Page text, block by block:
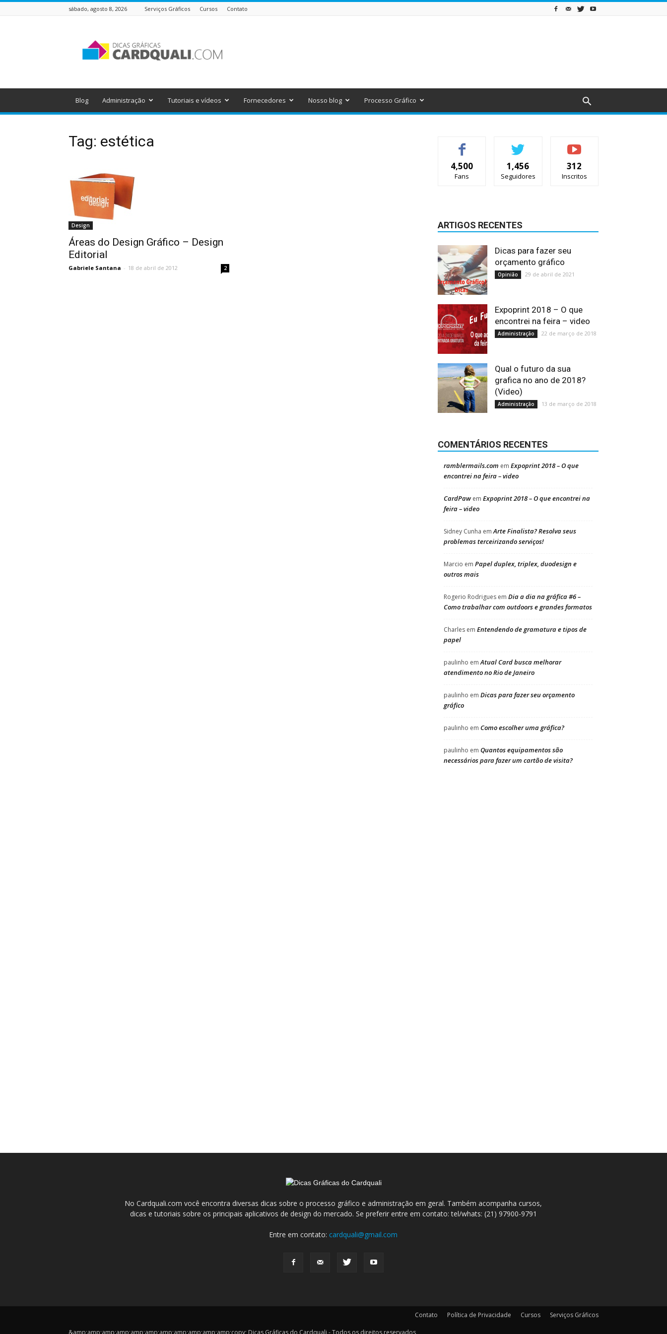
sábado, agosto 8, 2026 Serviços Gráficos Cursos Contato
Gráficas
do
Blog Administração Tutoriais e vídeos Fornecedores Nosso blog Processo Gráfico
Tag: estética
Design
Áreas do Design Gráfico – Design
Editorial
Gabriele Santana - 18 de abril de 2012 2
4,500
Fans
1,456
Seguidores
312
Inscritos
ARTIGOS RECENTES
Dicas para fazer seu
orçamento gráfico
Opinião 29 de abril de 2021
Expoprint 2018 – O que
encontrei na feira – video
Administração 22 de março de 2018
Qual o futuro da sua
grafica no ano de 2018?
(Video)
Administração 13 de março de 2018
COMENTÁRIOS RECENTES
ramblermails.com em Expoprint 2018 – O que
encontrei na feira – video
CardPawem Expoprint 2018 – O que encontrei na
feira – video
Sidney Cunha emArte Finalista? Resolva seus
problemas terceirizando serviços!
Marcio em Papel duplex, triplex, duodesign e
outros mais
Rogerio Rodrigues em Dia a dia na gráfica #6 –
Como trabalhar com outdoors e grandes formatos
Charles em Entendendo de gramatura e tipos de
papel
paulinho emAtual Card busca melhorar
atendimento no Rio de Janeiro
paulinho em Dicas para fazer seu orçamento
gráfico
paulinho em Como escolher uma gráfica?
paulinho em Quantos equipamentos são
necessários para fazer um cartão de visita?
No Cardquali.com você encontra diversas dicas sobre o processo gráfico e administração em geral. Também acompanha cursos,
dicas e tutoriais sobre os principais aplicativos de design do mercado. Se preferir entre em contato: tel/whats: (21) 97900-9791
Entre em contato:cardquali@gmail.com
Contato Política de Privacidade Cursos Serviços Gráficos
&amp;amp;amp;amp;amp;amp;amp;amp;amp;amp;amp;copy; Dicas Gráficas do Cardquali - Todos os direitos reservados